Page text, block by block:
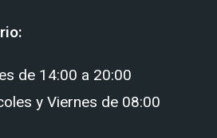
de 14:00 a 20:00
y Viernes de 08:00